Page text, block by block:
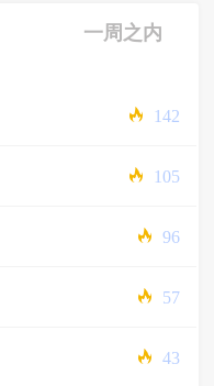
一周之内
142
105
96
57
43